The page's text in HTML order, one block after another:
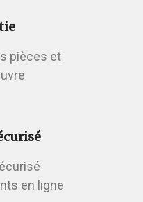
pièces et
en ligne